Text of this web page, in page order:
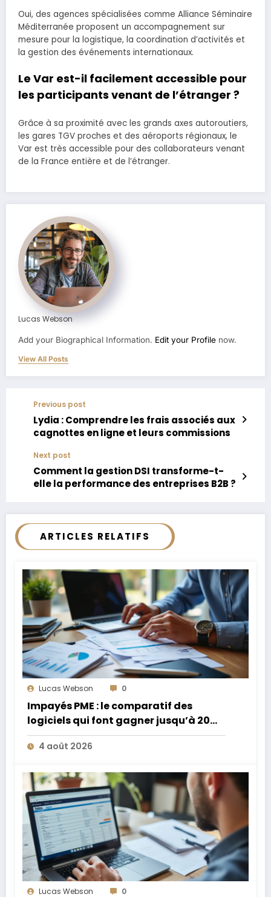
Oui, des agences spécialisées comme Alliance Séminaire
Méditerranée proposent un accompagnement sur
mesure pour la logistique, la coordination d’activités et
la gestion des événements internationaux.
Le Var est-il facilement accessible pour
les participants venant de l’étranger ?
Grâce à sa proximité avec les grands axes autoroutiers,
les gares TGV proches et des aéroports régionaux, le
Var est très accessible pour des collaborateurs venant
de la France entière et de l’étranger.
Lucas Webson
Add your Biographical Information. Edit your Profile now.
View All Posts
Previous post
Lydia : Comprendre les frais associés aux
cagnottes en ligne et leurs commissions
Next post
Comment la gestion DSI transforme-t-
elle la performance des entreprises B2B ?
ARTICLES RELATIFS
Lucas Webson 0
Impayés PME : le comparatif des
logiciels qui font gagner jusqu’à 20
jours de trésorerie
4 août 2026
Lucas Webson 0